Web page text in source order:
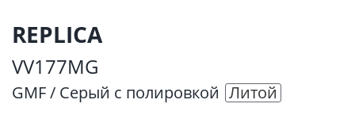
REPLICA
VV177MG
GMF / Серый с полировкой Литой